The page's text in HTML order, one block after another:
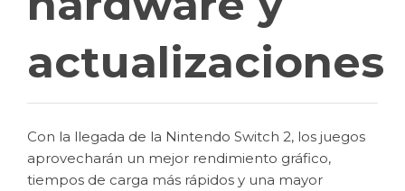
actualizaciones
Con la llegada de la Nintendo Switch 2, los juegos
aprovecharán un mejor rendimiento gráfico,
tiempos de carga más rápidos y una mayor